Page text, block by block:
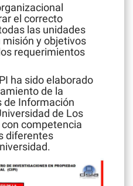
el correcto
las unidades
misión y objetivos
requerimientos
ha sido elaborado
de la
de Información
de Los
competencia
diferentes